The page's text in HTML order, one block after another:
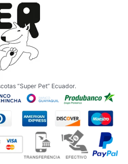
“Super Pet” Ecuador.